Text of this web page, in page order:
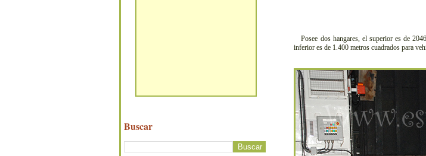
Posee dos hangares, el superior es de
inferior es de 1.400 metros cuadrados para
Buscar